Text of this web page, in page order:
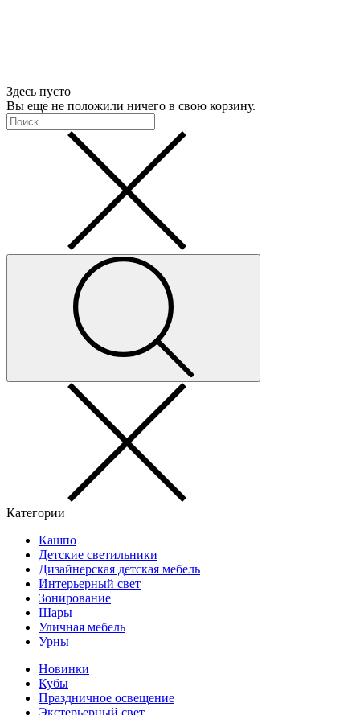
Здесь пусто
Вы еще не положили ничего в свою корзину.
Категории
Кашпо
Детские светильники
Дизайнерская детская мебель
Интерьерный свет
Зонирование
Шары
Уличная мебель
Урны
Новинки
Кубы
Праздничное освещение
Экстерьерный свет